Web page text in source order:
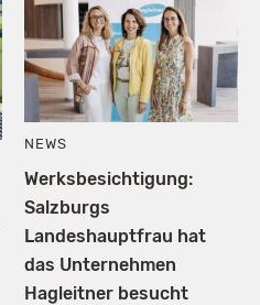
NEWS
Werksbesichtigung:
Salzburgs
Landeshauptfrau hat
das Unternehmen
Hagleitner besucht